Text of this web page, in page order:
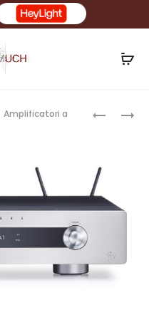
PRIMARE
PRIMARE
Amplificatori a